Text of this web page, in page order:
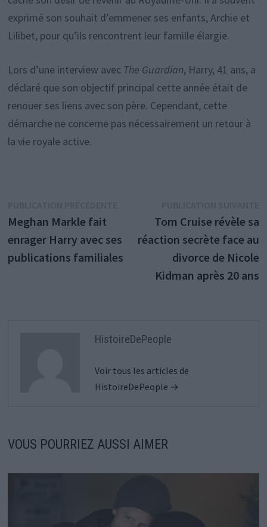
exprimé son souhait d’emmener ses enfants, Archie et
Lilibet, pour qu’ils rencontrent leur famille élargie.
Lors d’une interview avec The Guardian, Harry, 41 ans, a
déclaré que son objectif principal cette année était de
renouer ses liens avec son père. Cependant, cette
démarche ne concerne pas nécessairement un retour à
la vie royale active.
de
l’article
précédente :
Meghan Markle fait
enrager Harry avec ses
publications familiales
Tom Cruise révèle sa
réaction secrète face au
divorce de Nicole
Kidman après 20 ans
HistoireDePeople
Voir tous les articles de
HistoireDePeople →
VOUS POURRIEZ AUSSI AIMER